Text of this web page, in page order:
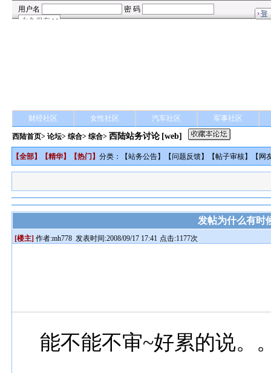
财经社区 女性社区 汽车社区 军事社区
西陆首页>论坛>综合> 综合> 西陆站务讨论 [web]
【全部】【精华】【热门 】分类：【站务公告】【问题反馈】【帖子审核】【 网
发帖为什么有时
[楼主] 作者:mh778 发表时间:2008/09/17 17:41 点击:1177次
能不能不审~好累的说。